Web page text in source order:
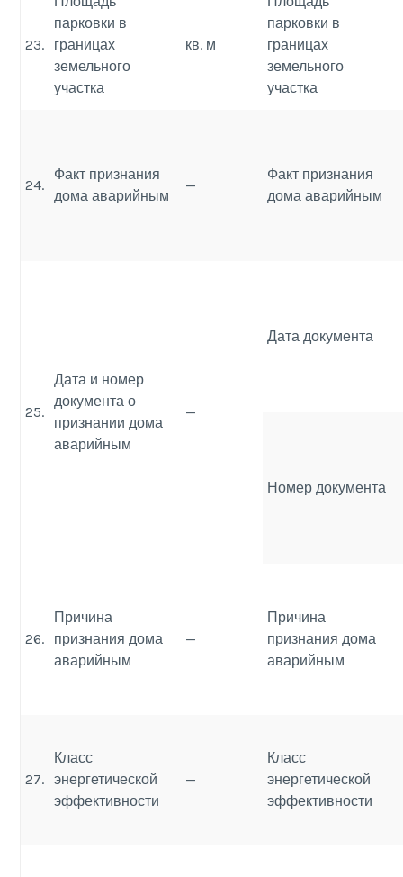
23.
парковки в
границах
земельного
участка
кв. м
парковки в
границах
земельного
участка
24.
Факт признания
дома аварийным
—
Факт признания
дома аварийным
25.
Дата и номер
документа о
признании дома
аварийным
—
Дата документа
Номер документа
26.
Причина
признания дома
аварийным
—
Причина
признания дома
аварийным
27.
Класс
энергетической
эффективности
—
Класс
энергетической
эффективности